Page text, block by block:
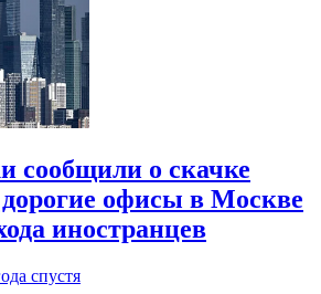
сообщили о скачке
дорогие офисы в Москве
иностранцев
спустя